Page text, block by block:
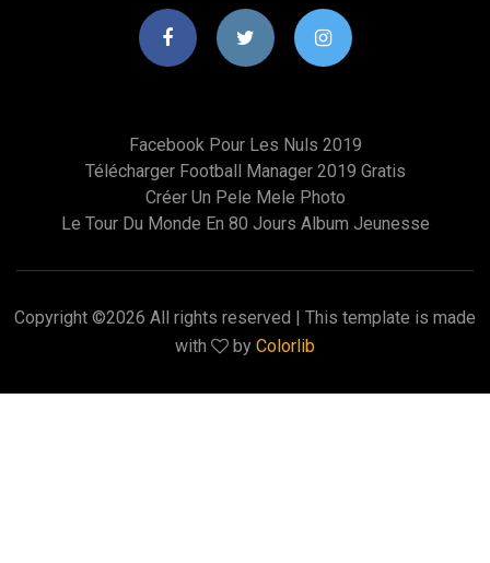
Facebook Pour Les Nuls 2019
Télécharger Football Manager 2019 Gratis
Créer Un Pele Mele Photo
Le Tour Du Monde En 80 Jours Album Jeunesse
Copyright ©2026 All rights reserved | This template is made
with
by Colorlib